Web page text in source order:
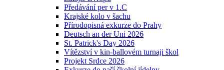
Předávání per v 1.C
Krajské kolo v šachu
Přírodopisná exkurze do Prahy
Deutsch an der Uni 2026
St. Patrick's Day 2026
Vítězství v kin-ballovém turnaji škol
Projekt Srdce 2026